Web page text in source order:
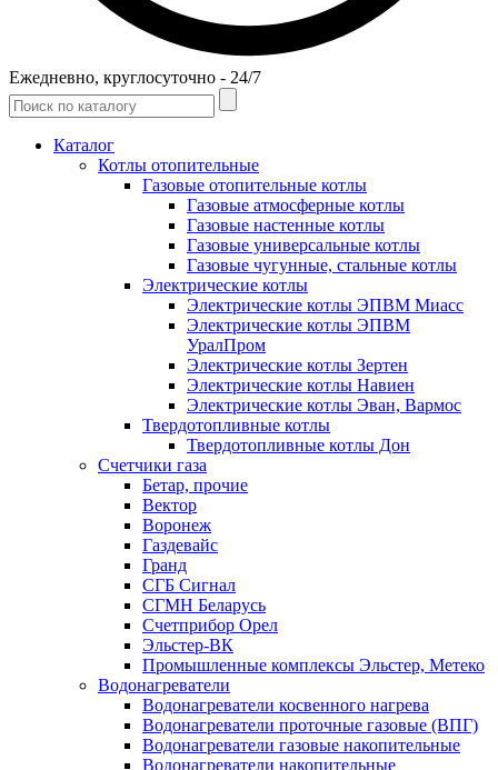
Ежедневно, круглосуточно - 24/7
Каталог
Котлы отопительные
Газовые отопительные котлы
Газовые атмосферные котлы
Газовые настенные котлы
Газовые универсальные котлы
Газовые чугунные, стальные котлы
Электрические котлы
Электрические котлы ЭПВМ Миасс
Электрические котлы ЭПВМ
УралПром
Электрические котлы Зертен
Электрические котлы Навиен
Электрические котлы Эван, Вармос
Твердотопливные котлы
Твердотопливные котлы Дон
Счетчики газа
Бетар, прочие
Вектор
Воронеж
Газдевайс
Гранд
СГБ Сигнал
СГМН Беларусь
Счетприбор Орел
Эльстер-ВК
Промышленные комплексы Эльстер, Метеко
Водонагреватели
Водонагреватели косвенного нагрева
Водонагреватели проточные газовые (ВПГ)
Водонагреватели газовые накопительные
Водонагреватели накопительные